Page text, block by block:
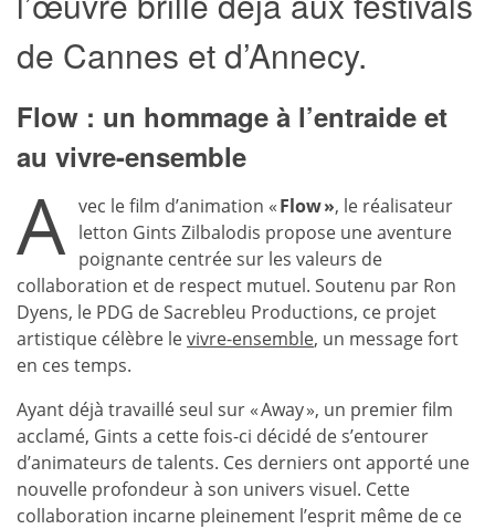
de Cannes et d’Annecy.
Flow : un hommage à l’entraide et
au vivre-ensemble
A vec le film d’animation «Flow », le réalisateur
letton Gints Zilbalodis propose une aventure
poignante centrée sur les valeurs de
collaboration et de respect mutuel. Soutenu par Ron
Dyens, le PDG de Sacrebleu Productions, ce projet
artistique célèbre levivre-ensemble, un message fort
en ces temps.
Ayant déjà travaillé seul sur « Away », un premier film
acclamé, Gints a cette fois-ci décidé de s’entourer
d’animateurs de talents. Ces derniers ont apporté une
nouvelle profondeur à son univers visuel. Cette
collaboration incarne pleinement l’esprit même de ce